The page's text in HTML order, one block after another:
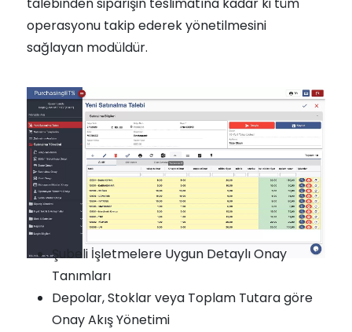
operasyonu takip ederek yönetilmesini
sağlayan modüldür.
Şubeli İşletmelere Uygun Detaylı Onay
Tanımları
Depolar, Stoklar veya Toplam Tutara göre
Onay Akış Yönetimi